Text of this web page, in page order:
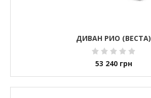
ДИВАН РИО (ВЕСТА)
53 240 грн